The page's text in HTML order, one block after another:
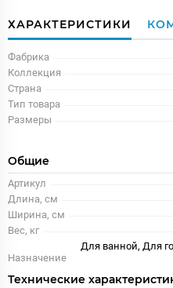
ХАРАКТЕРИСТИКИ
Фабрика
Коллекция
Страна
Тип товара
Размеры
Общие
Артикул
Длина, см
Ширина, см
Вес, кг
Назначение
Для ванной, Для
Технические